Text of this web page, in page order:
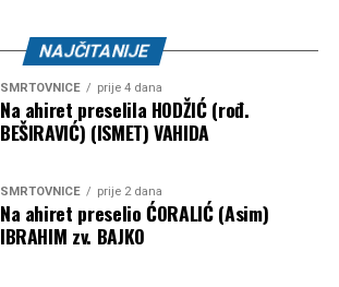
NAJČITANIJE
SMRTOVNICE prije 4 dana
Na ahiret preselila HODŽIĆ (rođ.
BEŠIRAVIĆ) (ISMET) VAHIDA
SMRTOVNICE prije 2 dana
Na ahiret preselio ĆORALIĆ (Asim)
IBRAHIM zv. BAJKO